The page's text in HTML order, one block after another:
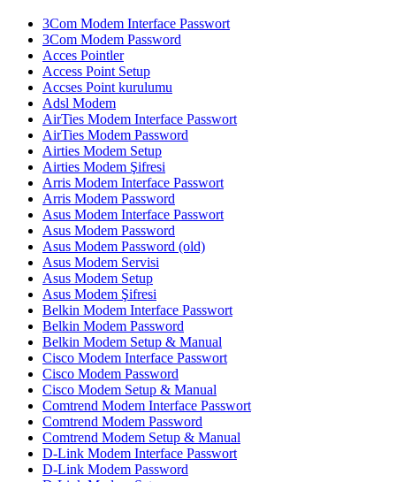
3Com Modem Interface Passwort
3Com Modem Password
Acces Pointler
Access Point Setup
Accses Point kurulumu
Adsl Modem
AirTies Modem Interface Passwort
AirTies Modem Password
Airties Modem Setup
Airties Modem Şifresi
Arris Modem Interface Passwort
Arris Modem Password
Asus Modem Interface Passwort
Asus Modem Password
Asus Modem Password (old)
Asus Modem Servisi
Asus Modem Setup
Asus Modem Şifresi
Belkin Modem Interface Passwort
Belkin Modem Password
Belkin Modem Setup & Manual
Cisco Modem Interface Passwort
Cisco Modem Password
Cisco Modem Setup & Manual
Comtrend Modem Interface Passwort
Comtrend Modem Password
Comtrend Modem Setup & Manual
D-Link Modem Interface Passwort
D-Link Modem Password